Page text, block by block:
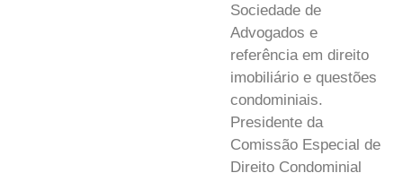
Sociedade de
Advogados e
referência em direito
imobiliário e questões
condominiais.
Presidente da
Comissão Especial de
Direito Condominial